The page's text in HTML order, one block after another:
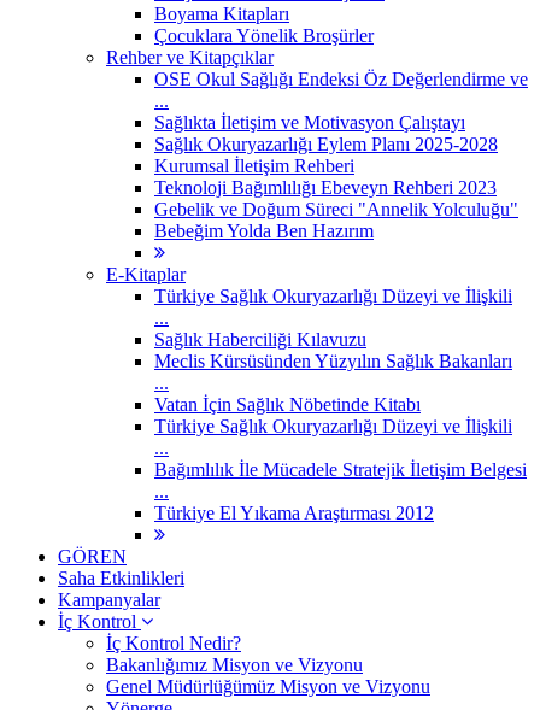
Boyama Kitapları
Çocuklara Yönelik Broşürler
Rehber ve Kitapçıklar
OSE Okul Sağlığı Endeksi Öz Değerlendirme ve
...
Sağlıkta İletişim ve Motivasyon Çalıştayı
Sağlık Okuryazarlığı Eylem Planı 2025-2028
Kurumsal İletişim Rehberi
Teknoloji Bağımlılığı Ebeveyn Rehberi 2023
Gebelik ve Doğum Süreci "Annelik Yolculuğu"
Bebeğim Yolda Ben Hazırım
E-Kitaplar
Türkiye Sağlık Okuryazarlığı Düzeyi ve İlişkili
...
Sağlık Haberciliği Kılavuzu
Meclis Kürsüsünden Yüzyılın Sağlık Bakanları
...
Vatan İçin Sağlık Nöbetinde Kitabı
Türkiye Sağlık Okuryazarlığı Düzeyi ve İlişkili
...
Bağımlılık İle Mücadele Stratejik İletişim Belgesi
...
Türkiye El Yıkama Araştırması 2012
GÖREN
Saha Etkinlikleri
Kampanyalar
İç Kontrol
İç Kontrol Nedir?
Bakanlığımız Misyon ve Vizyonu
Genel Müdürlüğümüz Misyon ve Vizyonu